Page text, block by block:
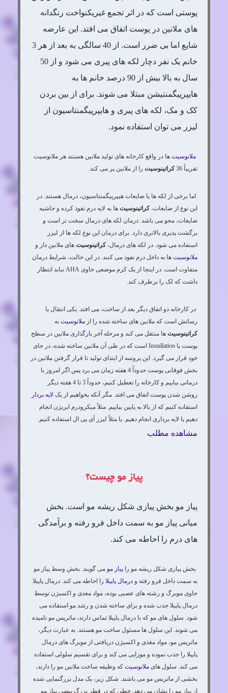
پوستی است که در اثر تجمع غیریکنواخت رنگدانه
های ملانین در پوست اتفاق می افتد. این عارضه
شایع اما بی ضرر است. از 40 سالگی به بعد از هر 3
خانم یک نفر دچار لکه های پیری می شود و از 50
سال به بالا بیش از 90 درصد خانم ها به
هایپرپیگمنتیشن مبتلا می شوند. برای از بین بردن
کک و مک، لکه های پیری و هایپرپیگمنتاسیون از
لیزر می توان استفاده نمود.
ملانوسیت ها در واقع کارخانه های تولید ملانین هستند هر ملانوسیت
تقریباً 36
کراتینوسیت را از ملانین پر می کند.
اما برخی از لکه ها یا ضایعات هیپرپیگمنتاسیون، درمال هستند. در
این نوع از ضایعات،کراتینوسیت ها به لایه درم نفوذ کرده و حاشیه
ضایعات، محو می باشد. درمان لکه های درمال سخت تر است و
برگشت پذیری بالاتری دارد. برای درمان این نوع لکه ها از لیزر
استفاده می شود. در لکه های درمال،کراتینوسیت های ملانین دار و
ملانوسیت ها به داخل درم نفوذ می کنند. در این حالت، شرایط درمان
متفاوت است. در اینجا از یک کرم موضعی حاوی AHA نباید انتظار
داشت که لک را برطرف کند.
در کارخانه دو اتفاق دیگر بعد از ساخت، می افتد. یکی انتقال یا
رسانش است که ملانین های ساخته شده را از ملانوسیت به
کراتینوسیت ها منتقل می کند و مرحله آخر بارگذاری ملانین در سطح
پوست یا Installation است که در طی آن ملانین ساخته شده، در جای
خود قرار می گیرد. این پروسه از ابتدای تولید تا قرار گرفتن ملانین در
بخش فوقانی پوست حدوداً 4 هفته زمان می برد پس اگر امروز با
درمانی بیاییم و کارخانه را تعطیل کنیم، حدوداً 3 تا 4 هفته دیگر
روشن شدن پوست اتفاق می افتد. مگر آنکه بخواهیم از یک لایه بردار
استفاده کنیم که از بالا به پایین بیاییم. مثلاً میکرودرم ابریژن انجام
دهیم یا لایه برداری انجام دهیم. یا مثلاً لیزر آی پی ال استفاده کنیم.
مشاهده مطلب
پیاز مو چیست؟
پیاز مو بخش پیازی شکل ریشه مو است. بخش
میانی پیاز مو به سمت داخل فرو رفته و برآمدگی
های درم را احاطه می کند.
بخش پیازی شکل ریشه مو را پیاز مو می گویند. بخش وسط پیاز مو
به سمت داخل فرو رفته و درمال پاپیلا را احاطه می کند. درمال پاپیلا
حاوی مویرگ و رشته های عصبی بوده، مواد مغذی و اکسیژن توسط
درمال پاپیلا جذب شده و برای ساخته شدن و رشد مو استفاده می
شود. سلول های مو که با درمال پاپیلا تماس دارند، ماتریس مو نامیده
می شوند. این سلول ها مسئول ساخت مو هستند. به عبارت دیگر،
ماتریس مو، مواد مغذی و اکسیژن دریافتی از مویرگ های درمال
پاپیلا را جذب نموده و موزایی می کند و برای تقسیم سلولی استفاده
می کند. سلول های ملانوسیت که وظیفه ساخت ملانین مو را دارند،
بخشی از ماتریس مو می باشند. شکل زیر، یک مدل بزرگنمایی شده
از پیاز مو را نشان می دهد. خطی که در قطر بزرگ بیضی پیاز مو